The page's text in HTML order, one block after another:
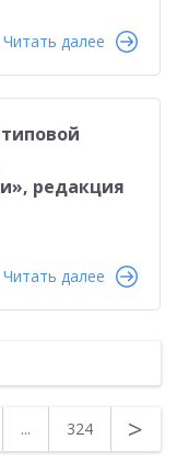
Читать далее
редакция
Читать далее
... 324 >